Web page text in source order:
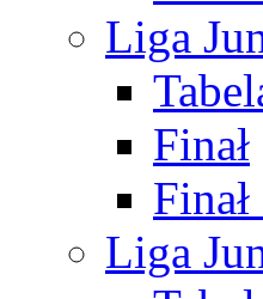
Liga
Finał
Liga